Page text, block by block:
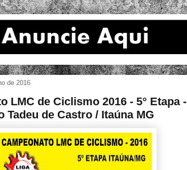
de 2016
LMC de Ciclismo 2016 - 5° Etapa -
Tadeu de Castro / Itaúna MG